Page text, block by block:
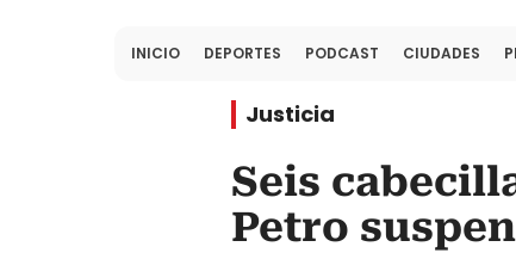
INICIO DEPORTES PODCAST CIUDADES
Justicia
Seis
Petro